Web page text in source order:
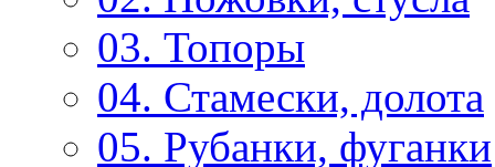
03. Топоры
04. Стамески, долота
05. Рубанки, фуганки